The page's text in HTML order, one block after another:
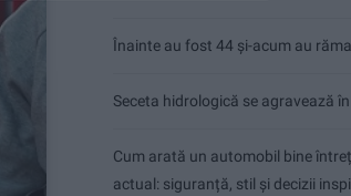
Înainte au fost 44 și-acum au
Seceta hidrologică se agravează
Cum arată un automobil bine
actual: siguranță, stil și decizii